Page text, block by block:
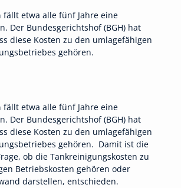
fällt etwa alle fünf Jahre eine
Der Bundesgerichtshof (BGH) hat
diese Kosten zu den umlagefähigen
gehören.
fällt etwa alle fünf Jahre eine
Der Bundesgerichtshof (BGH) hat
diese Kosten zu den umlagefähigen
gehören. Damit ist die
ob die Tankreinigungskosten zu
Betriebskosten gehören oder
darstellen, entschieden.